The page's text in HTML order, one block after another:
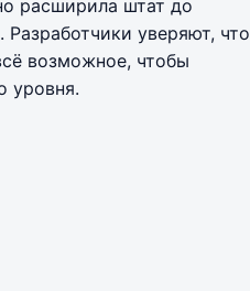
расширила штат до
уверяют, что
возможное, чтобы
уровня.